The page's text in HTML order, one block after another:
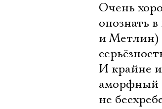
Очень
опознать
и Метлин)
И крайне
аморфный
не